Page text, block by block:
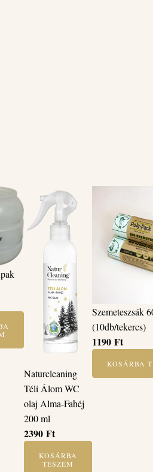
Naturcleaning
Téli Álom WC
olaj Alma-Fahéj
200 ml
2390 Ft
KOSÁRBA
TESZEM
Szemeteszsák
(10db/tekercs)
1190 Ft
KOSÁRBA